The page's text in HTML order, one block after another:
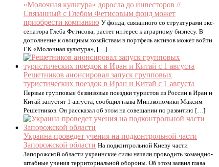
«Молочная культура» доросла до инвесторов //
Связанный с Глебом Фетисовым фонд может
приобрести компанию У фонда, связанного со структурами экс-
сенатора Глеба Фетисова, растет интерес к аграрному бизнесу. В
дополнение к овощным хозяйствам в портфель активов может войти
ГК «Молочная культура», […]
Решетников анонсировал запуск групповых
туристических поездок в Иран и Китай с 1 августа
Первые групповые безвизовые поездки туристов из России в Иран и
Китай запустят 1 августа, сообщил глава Минэкономики Максим
Решетников. Он рассказал об этом на совещании по развитию […]
Украина проведет учения на подконтрольной части
Запорожской области На подконтрольной Киеву части
Запорожской области украинские силы начали проводить командно-
штабные учения территориальной обороны. Об этом заявил глава